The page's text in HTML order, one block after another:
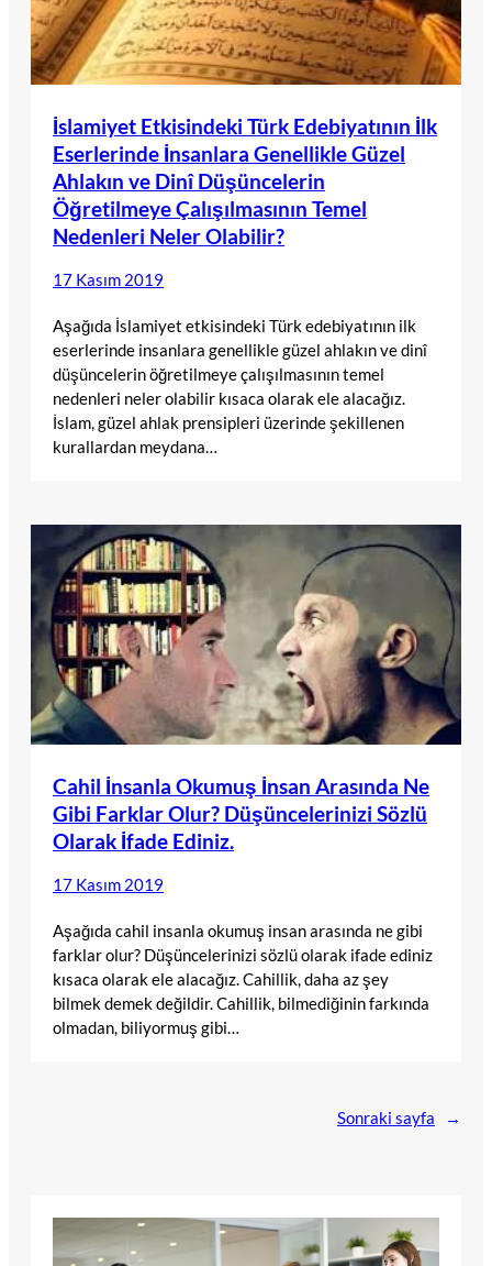
İslamiyet Etkisindeki Türk Edebiyatının İlk
Eserlerinde İnsanlara Genellikle Güzel
Ahlakın ve Dinî Düşüncelerin
Öğretilmeye Çalışılmasının Temel
Nedenleri Neler Olabilir?
17 Kasım 2019
Aşağıda İslamiyet etkisindeki Türk edebiyatının ilk
eserlerinde insanlara genellikle güzel ahlakın ve dinî
düşüncelerin öğretilmeye çalışılmasının temel
nedenleri neler olabilir kısaca olarak ele alacağız.
İslam, güzel ahlak prensipleri üzerinde şekillenen
kurallardan meydana…
Cahil İnsanla Okumuş İnsan Arasında Ne
Gibi Farklar Olur? Düşüncelerinizi Sözlü
Olarak İfade Ediniz.
17 Kasım 2019
Aşağıda cahil insanla okumuş insan arasında ne gibi
farklar olur? Düşüncelerinizi sözlü olarak ifade ediniz
kısaca olarak ele alacağız. Cahillik, daha az şey
bilmek demek değildir. Cahillik, bilmediğinin farkında
olmadan, biliyormuş gibi…
Sonraki sayfa →